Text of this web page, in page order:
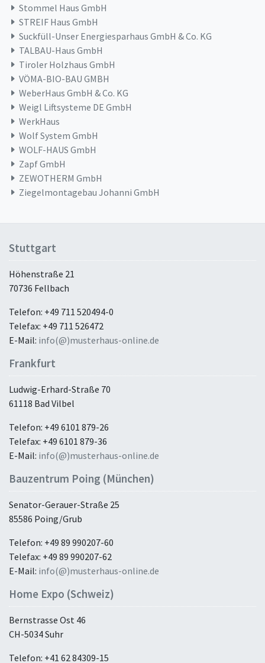
Stommel Haus GmbH
STREIF Haus GmbH
Suckfüll-Unser Energiesparhaus GmbH & Co. KG
TALBAU-Haus GmbH
Tiroler Holzhaus GmbH
VÖMA-BIO-BAU GMBH
WeberHaus GmbH & Co. KG
Weigl Liftsysteme DE GmbH
WerkHaus
Wolf System GmbH
WOLF-HAUS GmbH
Zapf GmbH
ZEWOTHERM GmbH
Ziegelmontagebau Johanni GmbH
Stuttgart
Höhenstraße 21
70736 Fellbach
Telefon: +49 711 520494-0
Telefax: +49 711 526472
E-Mail: info(@)musterhaus-online.de
Frankfurt
Ludwig-Erhard-Straße 70
61118 Bad Vilbel
Telefon: +49 6101 879-26
Telefax: +49 6101 879-36
E-Mail: info(@)musterhaus-online.de
Bauzentrum Poing (München)
Senator-Gerauer-Straße 25
85586 Poing/Grub
Telefon: +49 89 990207-60
Telefax: +49 89 990207-62
E-Mail: info(@)musterhaus-online.de
Home Expo (Schweiz)
Bernstrasse Ost 46
CH-5034 Suhr
Telefon: +41 62 84309-15